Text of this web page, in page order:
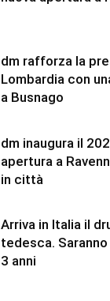
dm rafforza la
Lombardia con
a Busnago
dm inaugura il
apertura a
in città
Arriva in Italia il
tedesca.
3 anni